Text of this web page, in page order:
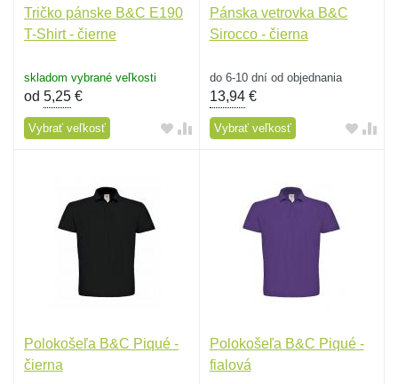
Tričko pánske B&C E190
T-Shirt - čierne
skladom vybrané veľkosti
od 5,25 €
Vybrať veľkosť
Pánska vetrovka B&C
Sirocco - čierna
do 6-10 dní od objednania
13,94€
Vybrať veľkosť
Polokošeľa B&C Piqué -
čierna
Polokošeľa B&C Piqué -
fialová